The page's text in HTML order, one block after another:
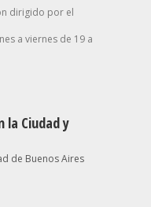
dirigido por el
a viernes de 19 a
la Ciudad y
de Buenos Aires